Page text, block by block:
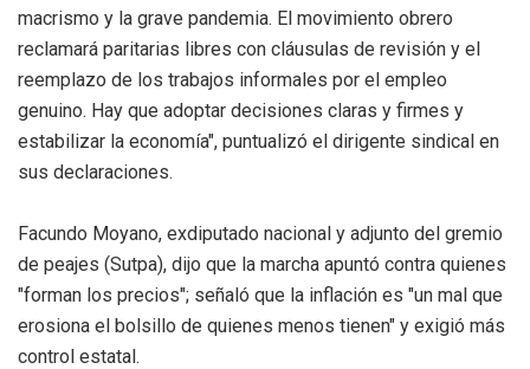
macrismo y la grave pandemia. El movimiento obrero
reclamará paritarias libres con cláusulas de revisión y el
reemplazo de los trabajos informales por el empleo
genuino. Hay que adoptar decisiones claras y firmes y
estabilizar la economía", puntualizó el dirigente sindical en
sus declaraciones.
Facundo Moyano, exdiputado nacional y adjunto del gremio
de peajes (Sutpa), dijo que la marcha apuntó contra quienes
"forman los precios"; señaló que la inflación es "un mal que
erosiona el bolsillo de quienes menos tienen" y exigió más
control estatal.